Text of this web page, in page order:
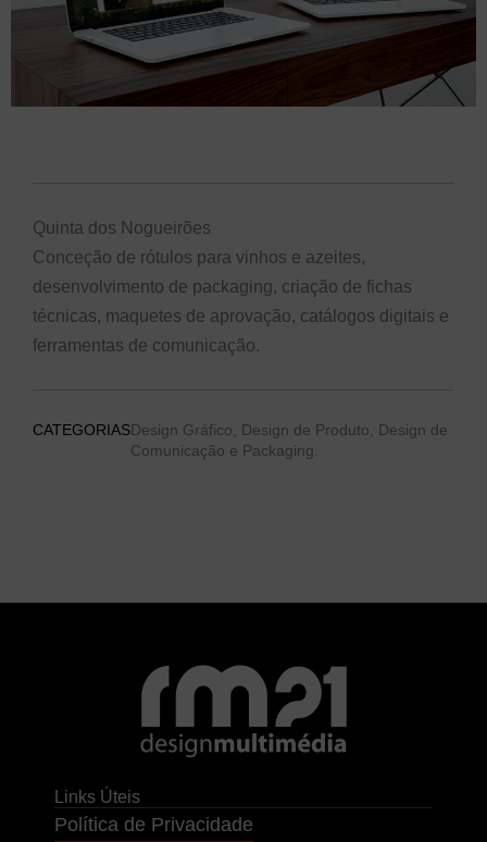
Quinta dos Nogueirões
Conceção de rótulos para vinhos e azeites,
desenvolvimento de packaging, criação de fichas
técnicas, maquetes de aprovação, catálogos digitais e
ferramentas de comunicação.
CATEGORIASDesign Gráfico, Design de Produto, Design de
Comunicação e Packaging.
Links Úteis
Política de Privacidade